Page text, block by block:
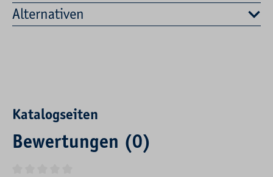
Alternativen
Katalogseiten
Bewertungen (0)